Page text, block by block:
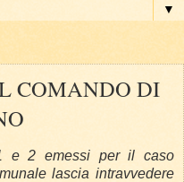
▼
COMANDO DI
e 2 emessi per il caso
lascia intravvedere